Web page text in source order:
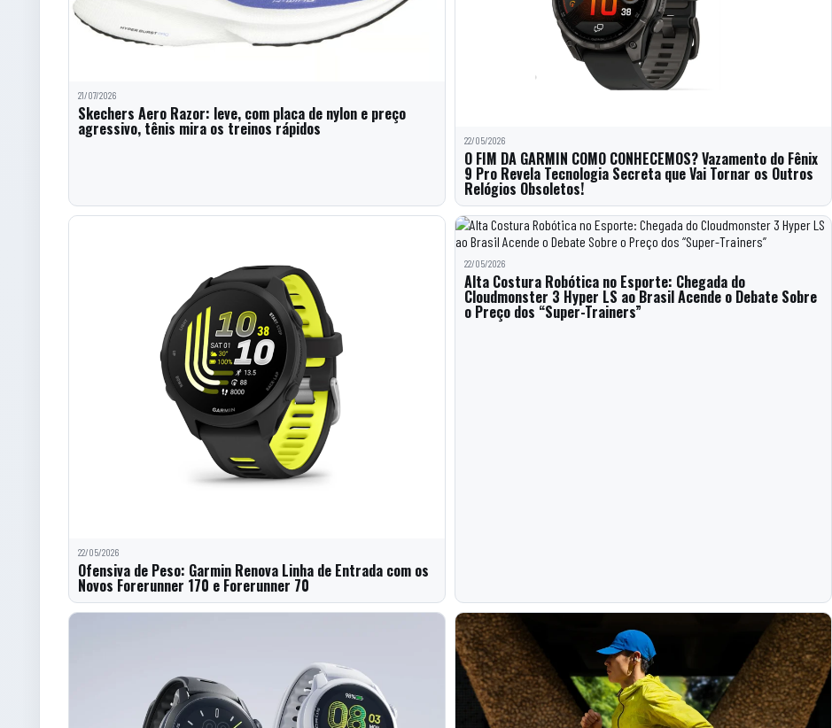
21/07/2026
Skechers Aero Razor: leve, com placa de nylon e preço
agressivo, tênis mira os treinos rápidos
22/05/2026
O FIM DA GARMIN COMO CONHECEMOS? Vazamento do Fênix
9 Pro Revela Tecnologia Secreta que Vai Tornar os Outros
Relógios Obsoletos!
22/05/2026
Ofensiva de Peso: Garmin Renova Linha de Entrada com os
Novos Forerunner 170 e Forerunner 70
22/05/2026
Alta Costura Robótica no Esporte: Chegada do
Cloudmonster 3 Hyper LS ao Brasil Acende o Debate Sobre
o Preço dos “Super-Trainers”